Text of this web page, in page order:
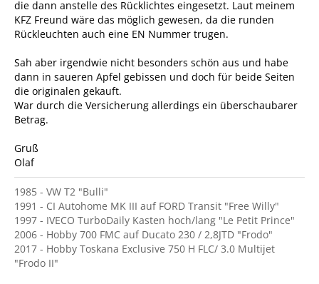
die dann anstelle des Rücklichtes eingesetzt. Laut meinem
KFZ Freund wäre das möglich gewesen, da die runden
Rückleuchten auch eine EN Nummer trugen.
Sah aber irgendwie nicht besonders schön aus und habe
dann in saueren Apfel gebissen und doch für beide Seiten
die originalen gekauft.
War durch die Versicherung allerdings ein überschaubarer
Betrag.
Gruß
Olaf
1985 - VW T2 "Bulli"
1991 - CI Autohome MK III auf FORD Transit "Free Willy"
1997 - IVECO TurboDaily Kasten hoch/lang "Le Petit Prince"
2006 - Hobby 700 FMC auf Ducato 230 / 2,8JTD "Frodo"
2017 - Hobby Toskana Exclusive 750 H FLC/ 3.0 Multijet
"Frodo II"